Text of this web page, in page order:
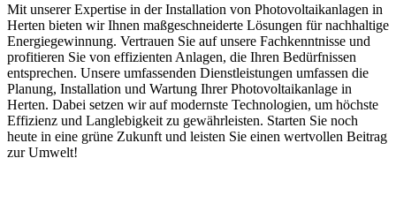
Mit unserer Expertise in der Installation von Photovoltaikanlagen in
Herten bieten wir Ihnen maßgeschneiderte Lösungen für nachhaltige
Energiegewinnung. Vertrauen Sie auf unsere Fachkenntnisse und
profitieren Sie von effizienten Anlagen, die Ihren Bedürfnissen
entsprechen. Unsere umfassenden Dienstleistungen umfassen die
Planung, Installation und Wartung Ihrer Photovoltaikanlage in
Herten. Dabei setzen wir auf modernste Technologien, um höchste
Effizienz und Langlebigkeit zu gewährleisten. Starten Sie noch
heute in eine grüne Zukunft und leisten Sie einen wertvollen Beitrag
zur Umwelt!